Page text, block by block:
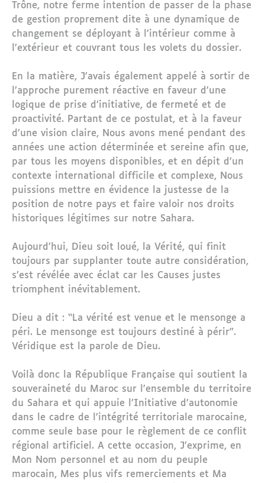
Trône, notre ferme intention de passer de la phase
de gestion proprement dite à une dynamique de
changement se déployant à l’intérieur comme à
l’extérieur et couvrant tous les volets du dossier.
En la matière, J’avais également appelé à sortir de
l’approche purement réactive en faveur d’une
logique de prise d’initiative, de fermeté et de
proactivité. Partant de ce postulat, et à la faveur
d’une vision claire, Nous avons mené pendant des
années une action déterminée et sereine afin que,
par tous les moyens disponibles, et en dépit d’un
contexte international difficile et complexe, Nous
puissions mettre en évidence la justesse de la
position de notre pays et faire valoir nos droits
historiques légitimes sur notre Sahara.
Aujourd’hui, Dieu soit loué, la Vérité, qui finit
toujours par supplanter toute autre considération,
s’est révélée avec éclat car les Causes justes
triomphent inévitablement.
Dieu a dit : “La vérité est venue et le mensonge a
péri. Le mensonge est toujours destiné à périr”.
Véridique est la parole de Dieu.
Voilà donc la République Française qui soutient la
souveraineté du Maroc sur l’ensemble du territoire
du Sahara et qui appuie l’Initiative d’autonomie
dans le cadre de l’intégrité territoriale marocaine,
comme seule base pour le règlement de ce conflit
régional artificiel. A cette occasion, J’exprime, en
Mon Nom personnel et au nom du peuple
marocain, Mes plus vifs remerciements et Ma